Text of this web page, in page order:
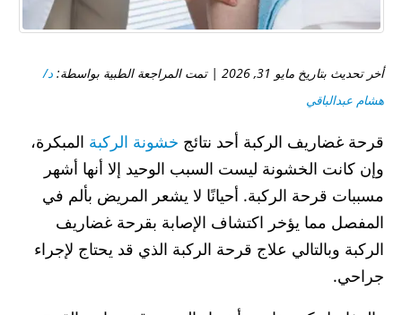
أخر تحديث بتاريخ مايو 31, 2026 | تمت المراجعة الطبية بواسطة:
د/
هشام عبدالباقي
قرحة غضاريف الركبة أحد نتائج خشونة الركبة المبكرة،
وإن كانت الخشونة ليست السبب الوحيد إلا أنها أشهر
مسببات قرحة الركبة. أحيانًا لا يشعر المريض بألم في
المفصل مما يؤخر اكتشاف الإصابة بقرحة غضاريف
الركبة وبالتالي علاج قرحة الركبة الذي قد يحتاج لإجراء
جراحي.